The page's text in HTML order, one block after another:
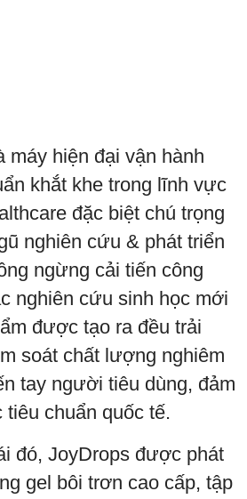
máy hiện đại vận hành
khắt khe trong lĩnh vực
đặc biệt chú trọng
nghiên cứu & phát triển
ngừng cải tiến công
nghiên cứu sinh học mới
được tạo ra đều trải
soát chất lượng nghiêm
tay người tiêu dùng, đảm
chuẩn quốc tế.
đó, JoyDrops được phát
gel bôi trơn cao cấp, tập